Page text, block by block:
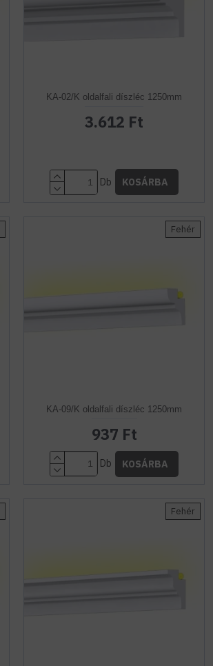
KA-02/K oldalfali díszléc 1250mm
3.612 Ft
Db KOSÁRBA
Fehér
KA-09/K oldalfali díszléc 1250mm
937 Ft
Db KOSÁRBA
Fehér